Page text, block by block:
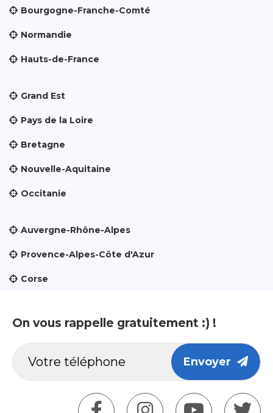
Bourgogne-Franche-Comté
Normandie
Hauts-de-France
Grand Est
Pays de la Loire
Bretagne
Nouvelle-Aquitaine
Occitanie
Auvergne-Rhône-Alpes
Provence-Alpes-Côte d'Azur
Corse
On vous rappelle gratuitement :) !
Envoyer